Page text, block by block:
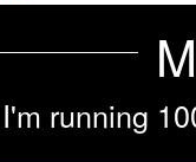
I'm running